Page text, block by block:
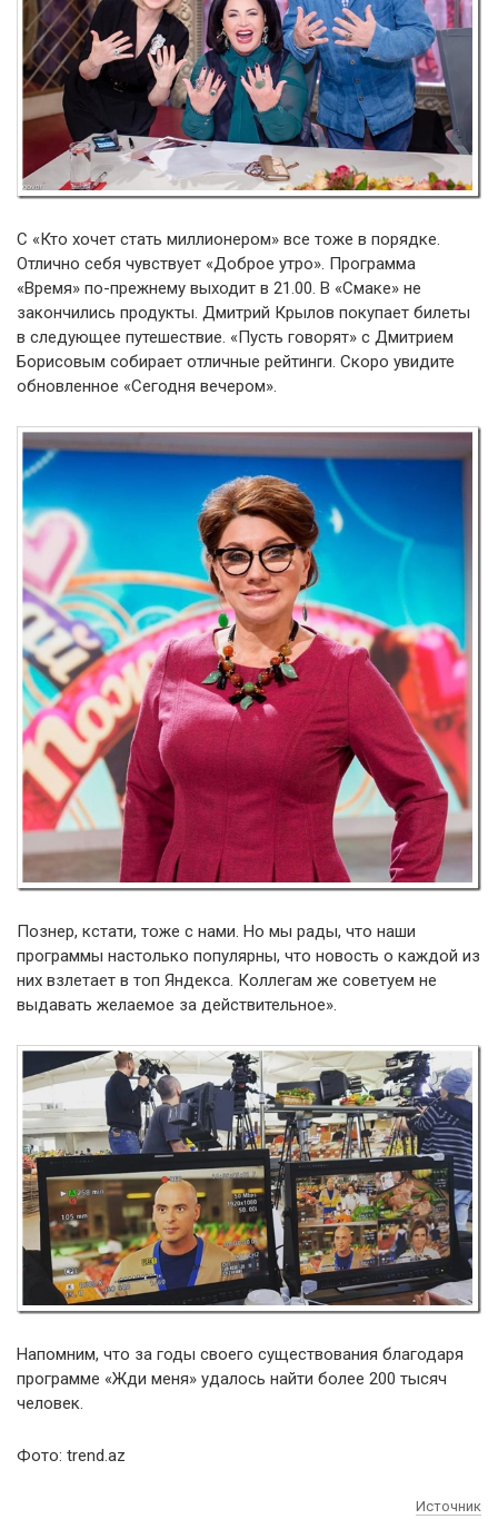
С «Кто хочет стать миллионером» все тоже в порядке.
Отлично себя чувствует «Доброе утро». Программа
«Время» по-прежнему выходит в 21.00. В «Смаке» не
закончились продукты. Дмитрий Крылов покупает билеты
в следующее путешествие. «Пусть говорят» с Дмитрием
Борисовым собирает отличные рейтинги. Скоро увидите
обновленное «Сегодня вечером».
Познер, кстати, тоже с нами. Но мы рады, что наши
программы настолько популярны, что новость о каждой из
них взлетает в топ Яндекса. Коллегам же советуем не
выдавать желаемое за действительное».
Напомним, что за годы своего существования благодаря
программе «Жди меня» удалось найти более 200 тысяч
человек.
Фото: trend.az
Источник